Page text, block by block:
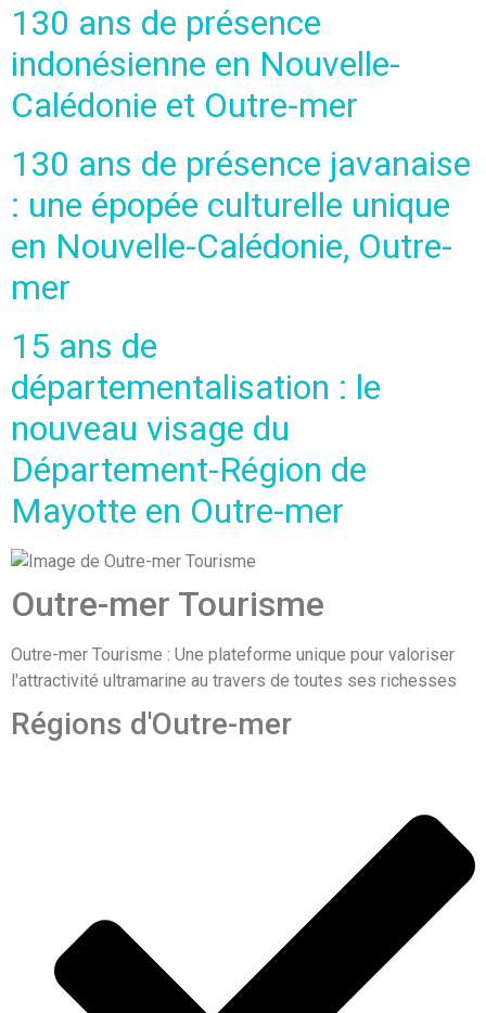
130 ans de présence
indonésienne en Nouvelle-
Calédonie et Outre-mer
130 ans de présence javanaise
: une épopée culturelle unique
en Nouvelle-Calédonie, Outre-
mer
15 ans de
départementalisation : le
nouveau visage du
Département-Région de
Mayotte en Outre-mer
Outre-mer Tourisme
Outre-mer Tourisme : Une plateforme unique pour valoriser
l'attractivité ultramarine au travers de toutes ses richesses
Régions d'Outre-mer